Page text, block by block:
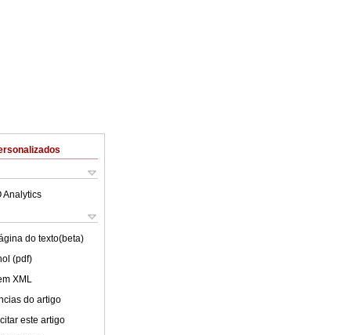
Analytics
do texto(beta)
(pdf)
XML
do artigo
este artigo